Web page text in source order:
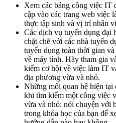
Xem các bảng công việc IT
cập vào các trang web việc
thực tập sinh và vị trí nhân
Các dịch vụ tuyển dụng đại
chặt chẽ với các nhà tuyển
tuyển dụng toàn thời gian
về máy tính. Hãy tham gia
kiếm cơ hội về việc làm IT
địa phương vừa và nhỏ.
Những mối quan hệ hiện tại
khi tìm kiếm một công việc
vừa và nhỏ: nói chuyện với
trong khóa học của bạn để